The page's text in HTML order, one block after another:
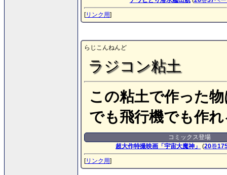
[リンク用]
らじこんねんど
ラジコン粘土
この粘土で作った
でも飛行機でも作
コミックス登場
超大作特撮映画「宇宙大魔神」
(20巻
[リンク用]